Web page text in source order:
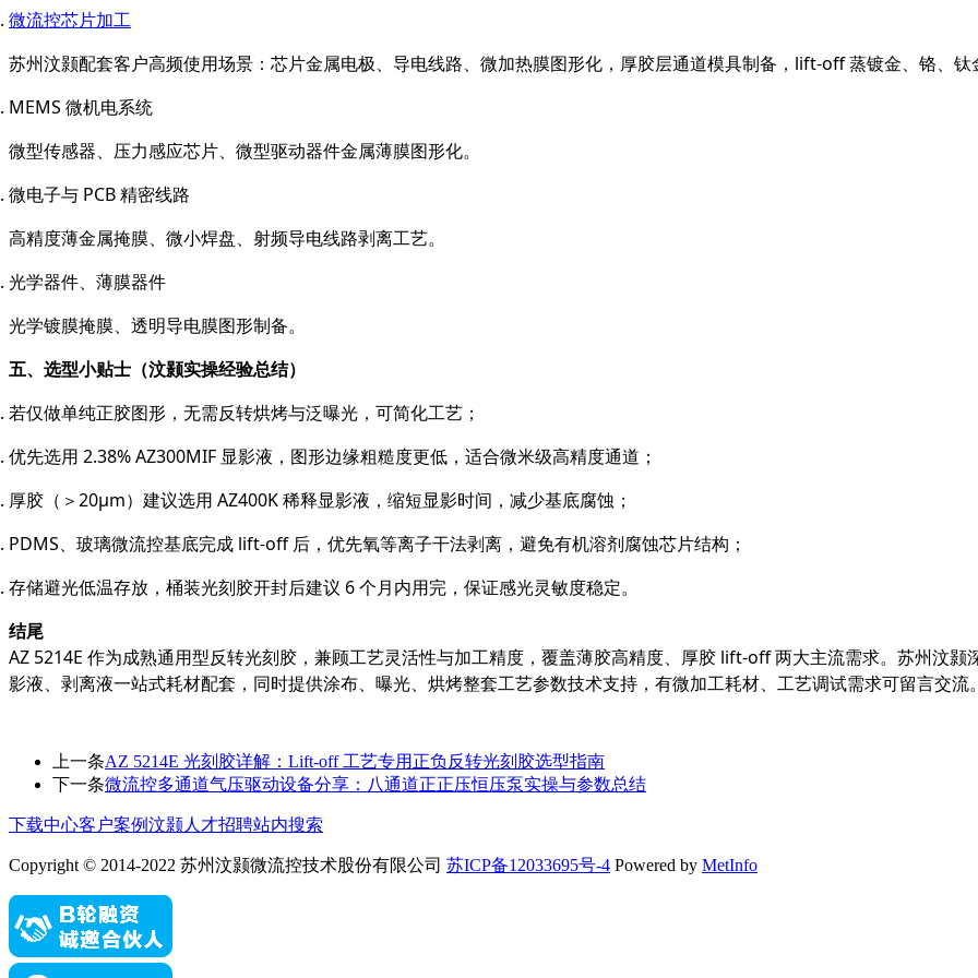
微流控芯片加工
苏州汶颢配套客户高频使用场景：芯片金属电极、导电线路、微加热膜图形化，厚胶层通道模具制备，lift-off 蒸镀金、铬、钛
MEMS 微机电系统
微型传感器、压力感应芯片、微型驱动器件金属薄膜图形化。
微电子与 PCB 精密线路
高精度薄金属掩膜、微小焊盘、射频导电线路剥离工艺。
光学器件、薄膜器件
光学镀膜掩膜、透明导电膜图形制备。
五、选型小贴士（汶颢实操经验总结）
若仅做单纯正胶图形，无需反转烘烤与泛曝光，可简化工艺；
优先选用 2.38% AZ300MIF 显影液，图形边缘粗糙度更低，适合微米级高精度通道；
厚胶（＞20μm）建议选用 AZ400K 稀释显影液，缩短显影时间，减少基底腐蚀；
PDMS、玻璃微流控基底完成 lift-off 后，优先氧等离子干法剥离，避免有机溶剂腐蚀芯片结构；
存储避光低温存放，桶装光刻胶开封后建议 6 个月内用完，保证感光灵敏度稳定。
结尾
AZ 5214E 作为成熟通用型反转光刻胶，兼顾工艺灵活性与加工精度，覆盖薄胶高精度、厚胶 lift-off 两大主流需求。苏州汶
影液、剥离液一站式耗材配套，同时提供涂布、曝光、烘烤整套工艺参数技术支持，有微加工耗材、工艺调试需求可留言交流
上一条AZ 5214E 光刻胶详解：Lift-off 工艺专用正负反转光刻胶选型指南
下一条微流控多通道气压驱动设备分享：八通道正正压恒压泵实操与参数总结
下载中心客户案例汶颢人才招聘站内搜索
Copyright © 2014-2022 苏州汶颢微流控技术股份有限公司 苏ICP备12033695号-4 Powered by MetInfo